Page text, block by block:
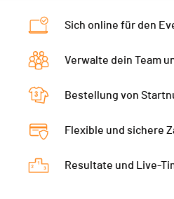
Sich online für den
Verwalte dein Team
Bestellung von
Flexible und sichere
Resultate und Live-